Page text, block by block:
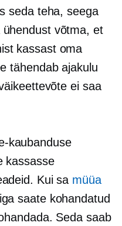
seda teha, seega
võtma, et
kassast oma
tähendab ajakulu
ei saa
kaubanduse
kassasse
Kui sa müüa
saate kohandatud
Seda saab